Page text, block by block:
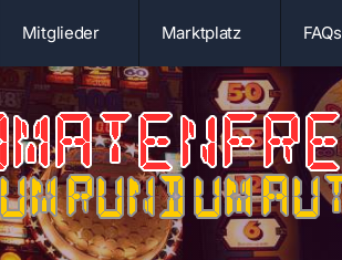
Mitglieder Marktplatz FAQs